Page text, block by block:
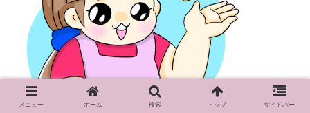
メニュー ホーム 検索 トップ サイドバー